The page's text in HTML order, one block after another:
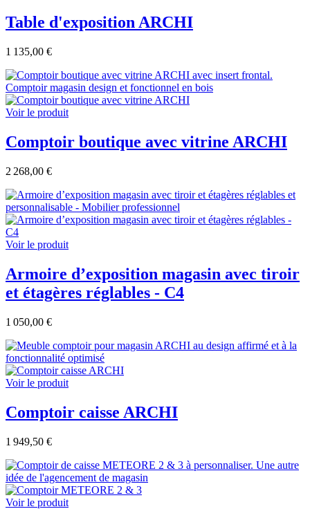
Table d'exposition ARCHI
1 135,00 €
Voir le produit
Comptoir boutique avec vitrine ARCHI
2 268,00 €
Voir le produit
Armoire d’exposition magasin avec tiroir
et étagères réglables - C4
1 050,00 €
Voir le produit
Comptoir caisse ARCHI
1 949,50 €
Voir le produit